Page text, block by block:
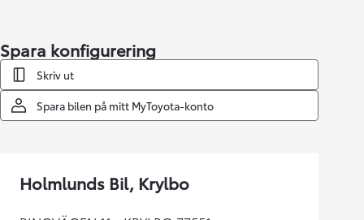
Spara konfigurering
Skriv ut
Spara bilen på mitt MyToyota-konto
Holmlunds Bil, Krylbo